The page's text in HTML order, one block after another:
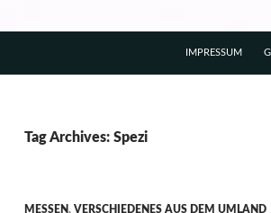
IMPRESSUM
Tag Archives: Spezi
MESSEN, VERSCHIEDENES AUS DEM UMLAND